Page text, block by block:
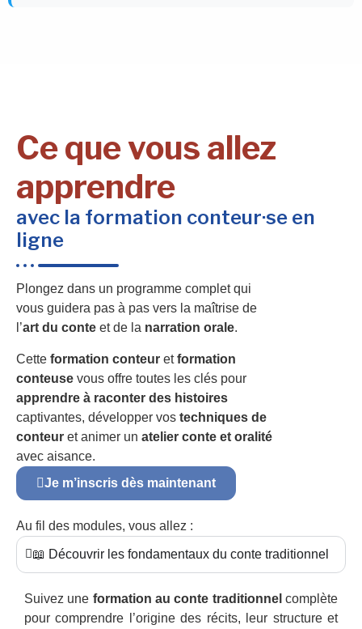
Ce que vous allez
apprendre
avec la formation conteur·se en
ligne
Plongez dans un programme complet qui
vous guidera pas à pas vers la maîtrise de
l’art du conte et de la narration orale.
Cette formation conteur etformation
conteuse vous offre toutes les clés pour
apprendre à raconter des histoires
captivantes, développer vos techniques de
conteur et animer un atelier conte et oralité
avec aisance.
Je m’inscris dès maintenant
Au fil des modules, vous allez :
📖 Découvrir les fondamentaux du conte traditionnel
Suivez une formation au conte traditionnel complète
pour comprendre l’origine des récits, leur structure et